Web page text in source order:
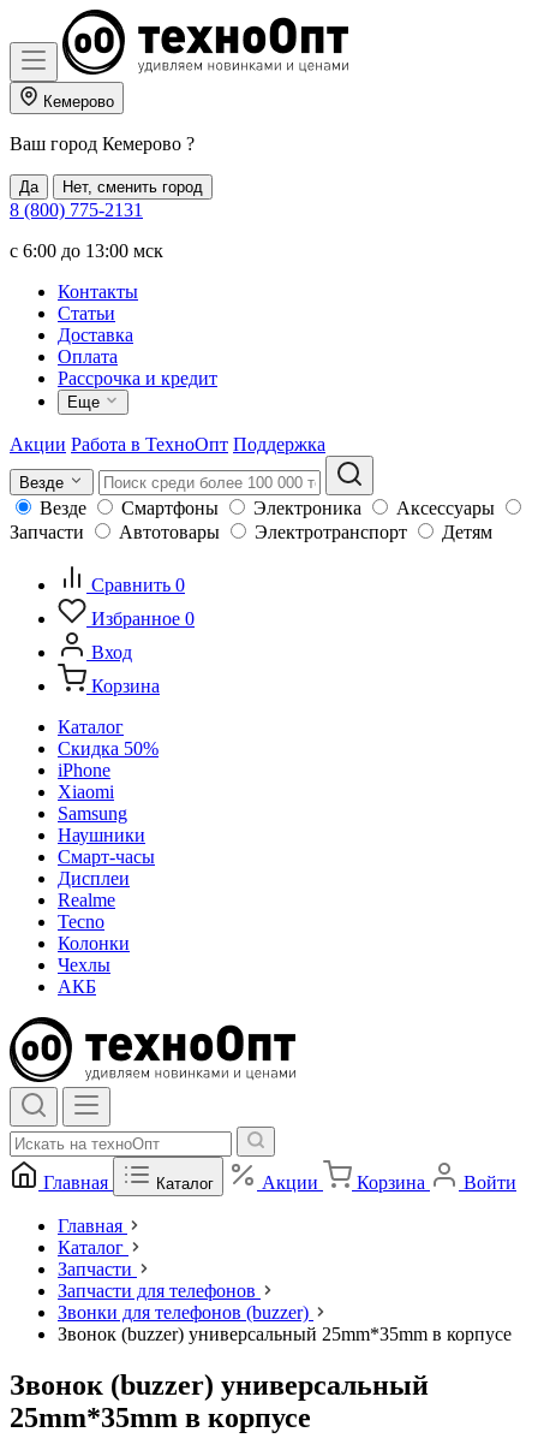
Кемерово
Ваш город Кемерово ?
Да Нет, сменить город
8 (800) 775-2131
c 6:00 до 13:00 мск
Контакты
Статьи
Доставка
Оплата
Рассрочка и кредит
Еще
Акции Работа в ТехноОпт Поддержка
Везде
Везде Смартфоны Электроника
Аксессуары
Запчасти
Автотовары Электротранспорт Детям
Сравнить 0
Избранное 0
Вход
Корзина
Каталог
Скидка 50%
iPhone
Xiaomi
Samsung
Наушники
Смарт-часы
Дисплеи
Realme
Tecno
Колонки
Чехлы
АКБ
Главная Каталог Акции Корзина Войти
Главная
Каталог
Запчасти
Запчасти для телефонов
Звонки для телефонов (buzzer)
Звонок (buzzer) универсальный 25mm*35mm в корпусе
Звонок (buzzer) универсальный
25mm*35mm в корпусе